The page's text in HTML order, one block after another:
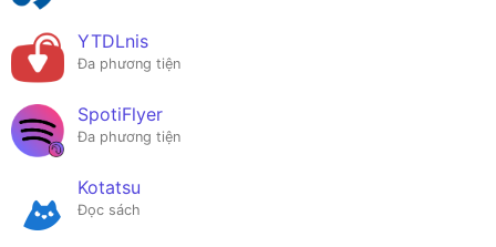
YTDLnis
Đa phương tiện
SpotiFlyer
Đa phương tiện
Kotatsu
Đọc sách